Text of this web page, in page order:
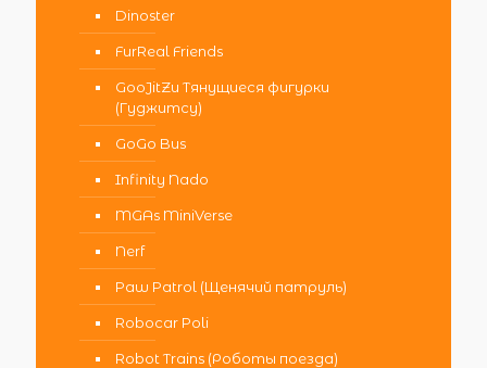
Dinoster
FurReal Friends
GooJitZu Тянущиеся фигурки
(Гуджитсу)
GoGo Bus
Infinity Nado
MGAs MiniVerse
Nerf
Paw Patrol (Щенячий патруль)
Robocar Poli
Robot Trains (Роботы поезда)